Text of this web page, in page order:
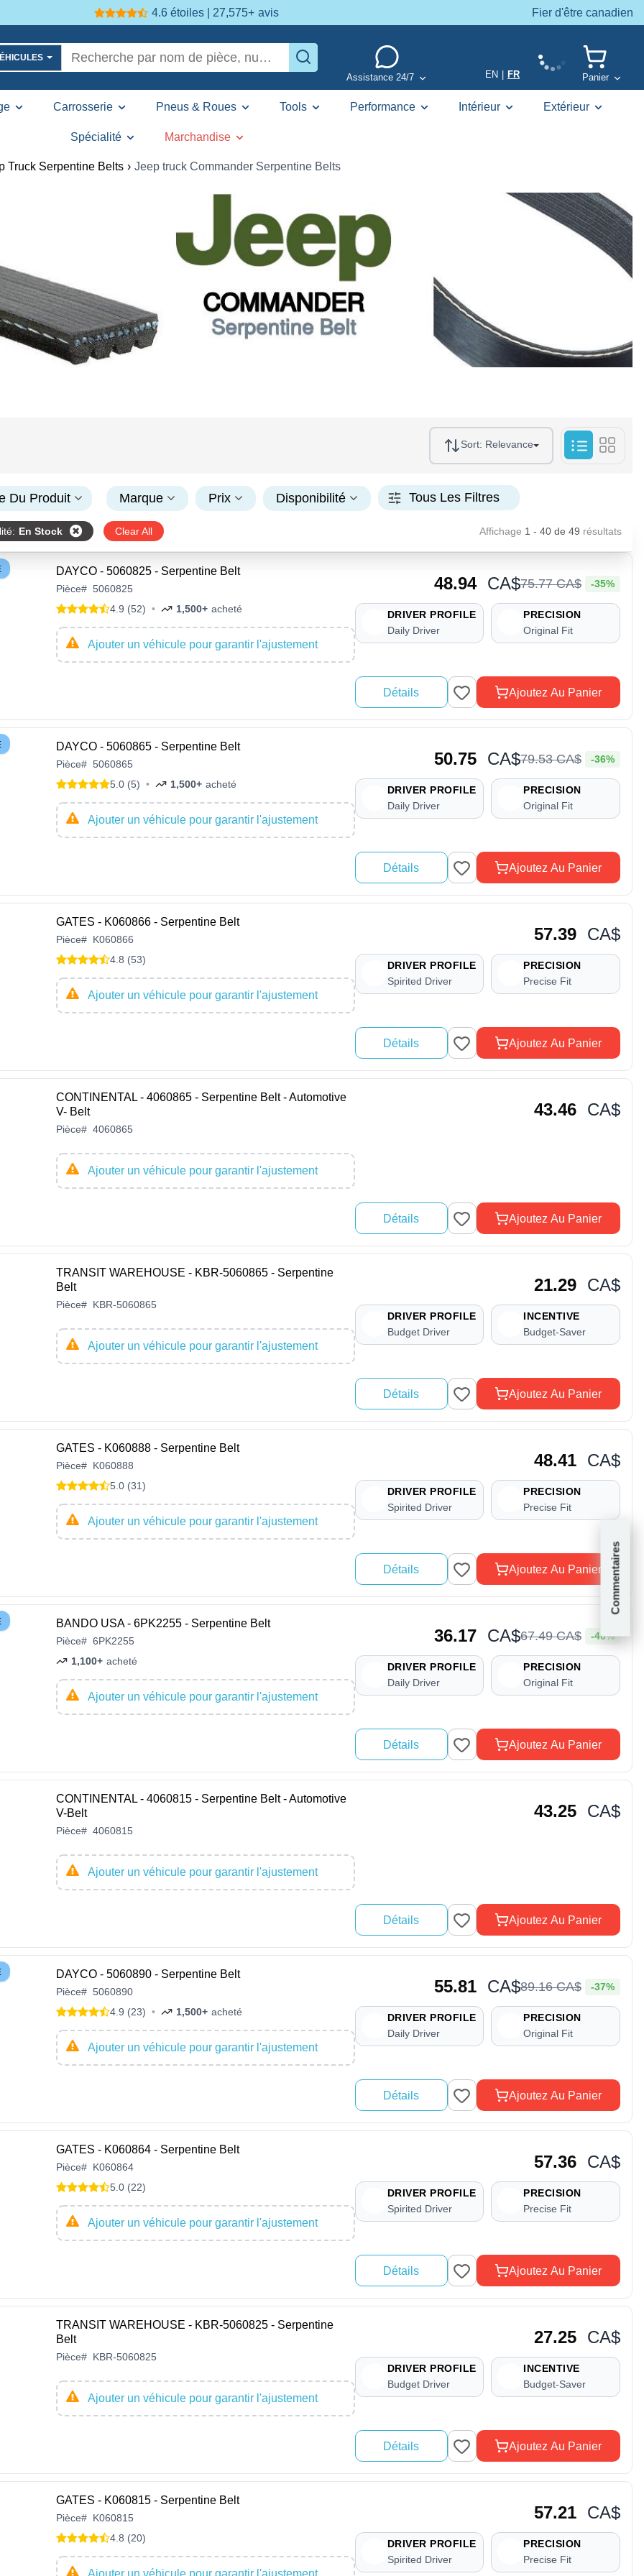
Commentaires
4.6 étoiles | 27,575+ avis Fier d'être canadien
Assistance 24/7 EN FR Panier
Carrosserie Pneus & Roues Tools Performance Intérieur Extérieur
Spécialité Marchandise
Truck Serpentine Belts › Jeep truck Commander Serpentine Belts
Sort: Relevance
Du Produit Marque Prix Disponibilité Tous Les Filtres
: En Stock Clear All Affichage 1 - 40 de 49 résultats
DAYCO - 5060825 - Serpentine Belt
Pièce# 5060825
4.9 (52) • 1,500+ acheté
Ajouter un véhicule pour garantir l'ajustement
48.94 CA$75.77CA$ -35%
DRIVER PROFILE
Daily Driver
PRECISION
Original Fit
Détails Ajoutez Au Panier
DAYCO - 5060865 - Serpentine Belt
Pièce# 5060865
5.0 (5) • 1,500+ acheté
Ajouter un véhicule pour garantir l'ajustement
50.75 CA$79.53CA$ -36%
DRIVER PROFILE
Daily Driver
PRECISION
Original Fit
Détails Ajoutez Au Panier
GATES - K060866 - Serpentine Belt
Pièce# K060866
4.8 (53)
Ajouter un véhicule pour garantir l'ajustement
57.39 CA$
DRIVER PROFILE
Spirited Driver
PRECISION
Precise Fit
Détails Ajoutez Au Panier
CONTINENTAL - 4060865 - Serpentine Belt - Automotive
V- Belt
Pièce# 4060865
Ajouter un véhicule pour garantir l'ajustement
43.46 CA$
Détails Ajoutez Au Panier
TRANSIT WAREHOUSE - KBR-5060865 - Serpentine
Belt
Pièce# KBR-5060865
Ajouter un véhicule pour garantir l'ajustement
21.29 CA$
DRIVER PROFILE
Budget Driver
INCENTIVE
Budget-Saver
Détails Ajoutez Au Panier
GATES - K060888 - Serpentine Belt
Pièce# K060888
5.0 (31)
Ajouter un véhicule pour garantir l'ajustement
48.41 CA$
DRIVER PROFILE
Spirited Driver
PRECISION
Precise Fit
Détails Ajoutez Au Panier
BANDO USA - 6PK2255 - Serpentine Belt
Pièce# 6PK2255
1,100+ acheté
Ajouter un véhicule pour garantir l'ajustement
36.17 CA$67.49CA$ -46%
DRIVER PROFILE
Daily Driver
PRECISION
Original Fit
Détails Ajoutez Au Panier
CONTINENTAL - 4060815 - Serpentine Belt - Automotive
V-Belt
Pièce# 4060815
Ajouter un véhicule pour garantir l'ajustement
43.25 CA$
Détails Ajoutez Au Panier
DAYCO - 5060890 - Serpentine Belt
Pièce# 5060890
4.9 (23) • 1,500+ acheté
Ajouter un véhicule pour garantir l'ajustement
55.81 CA$89.16CA$ -37%
DRIVER PROFILE
Daily Driver
PRECISION
Original Fit
Détails Ajoutez Au Panier
GATES - K060864 - Serpentine Belt
Pièce# K060864
5.0 (22)
Ajouter un véhicule pour garantir l'ajustement
57.36 CA$
DRIVER PROFILE
Spirited Driver
PRECISION
Precise Fit
Détails Ajoutez Au Panier
TRANSIT WAREHOUSE - KBR-5060825 - Serpentine
Belt
Pièce# KBR-5060825
Ajouter un véhicule pour garantir l'ajustement
27.25 CA$
DRIVER PROFILE
Budget Driver
INCENTIVE
Budget-Saver
Détails Ajoutez Au Panier
GATES - K060815 - Serpentine Belt
Pièce# K060815
4.8 (20)
57.21 CA$
DRIVER PROFILE
Spirited Driver
PRECISION
Precise Fit